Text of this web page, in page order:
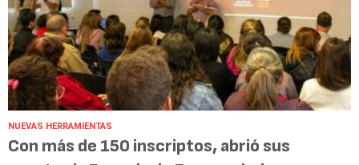
NUEVAS HERRAMIENTAS
Con más de 150 inscriptos, abrió sus